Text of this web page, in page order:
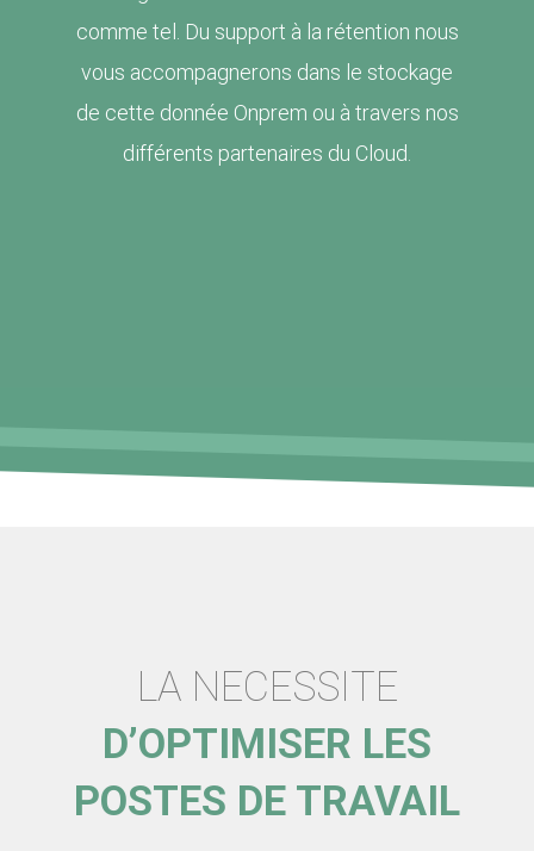
comme tel. Du support à la rétention nous
vous accompagnerons dans le stockage
de cette donnée Onprem ou à travers nos
différents partenaires du Cloud.
LA NECESSITE
D’OPTIMISER LES
POSTES DE TRAVAIL